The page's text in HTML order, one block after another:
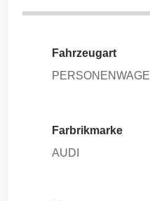
Fahrzeugart
Farbrikmarke
AUDI